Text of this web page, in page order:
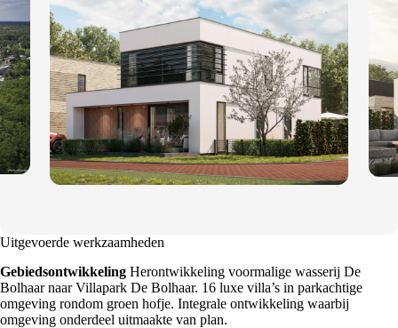
Uitgevoerde werkzaamheden
Gebiedsontwikkeling Herontwikkeling voormalige wasserij De
Bolhaar naar Villapark De Bolhaar. 16 luxe villa’s in parkachtige
omgeving rondom groen hofje. Integrale ontwikkeling waarbij
omgeving onderdeel uitmaakte van plan.